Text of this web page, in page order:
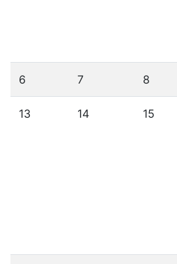
6 7 8
13 14 15